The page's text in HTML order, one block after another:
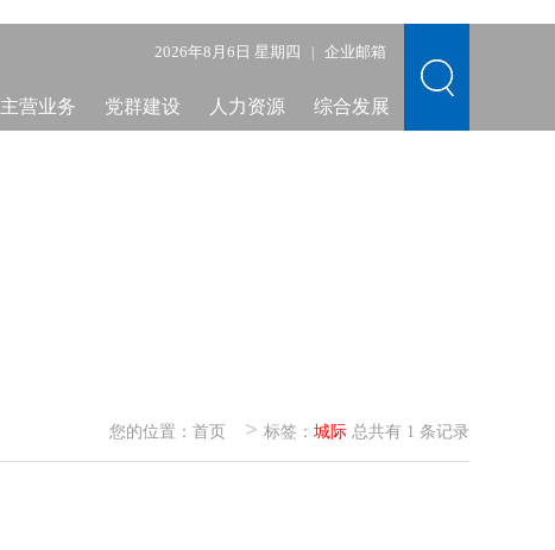
2026年8月6日 星期四 企业邮箱
主营业务 党群建设 人力资源 综合发展
您的位置： 首页 > 标签： 城际 总共有 1 条记录